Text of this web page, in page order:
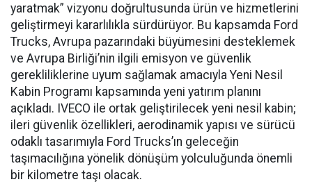
yaratmak” vizyonu doğrultusunda ürün ve hizmetlerini
geliştirmeyi kararlılıkla sürdürüyor. Bu kapsamda Ford
Trucks, Avrupa pazarındaki büyümesini desteklemek
ve Avrupa Birliği’nin ilgili emisyon ve güvenlik
gerekliliklerine uyum sağlamak amacıyla Yeni Nesil
Kabin Programı kapsamında yeni yatırım planını
açıkladı. IVECO ile ortak geliştirilecek yeni nesil kabin;
ileri güvenlik özellikleri, aerodinamik yapısı ve sürücü
odaklı tasarımıyla Ford Trucks’ın geleceğin
taşımacılığına yönelik dönüşüm yolculuğunda önemli
bir kilometre taşı olacak.